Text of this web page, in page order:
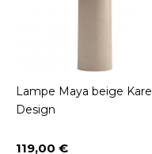
Lampe Maya beige Kare
Design
119,00 €